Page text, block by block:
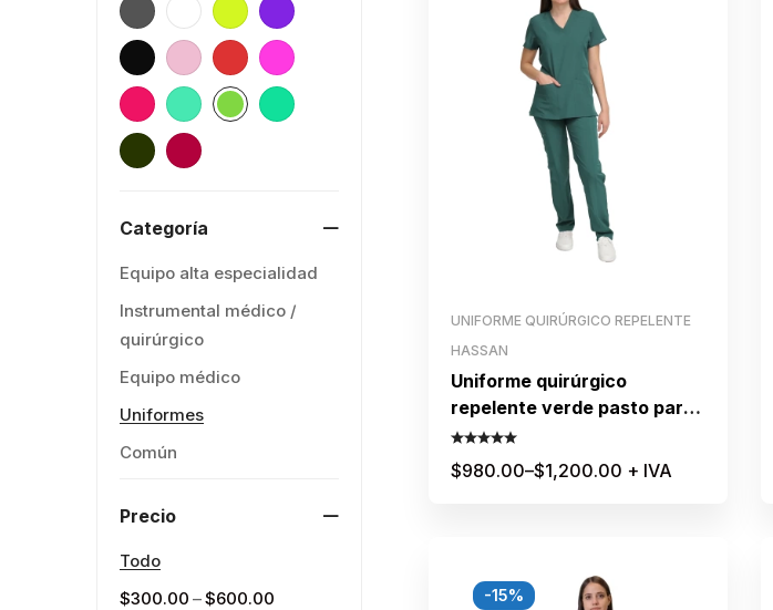
Categoría
Equipo alta especialidad
Instrumental médico /
quirúrgico
Equipo médico
Uniformes
Común
Precio
Todo
$300.00 –$600.00
UNIFORME QUIRÚRGICO REPELENTE
HASSAN
Uniforme quirúrgico
repelente verde pasto para
dama
$980.00–$1,200.00 + IVA
-15%